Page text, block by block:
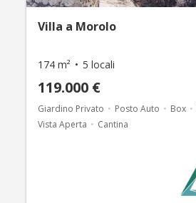
Villa a Morolo
174 m² 5 locali
119.000 €
Giardino Privato Posto Auto Box
Vista Aperta
Cantina